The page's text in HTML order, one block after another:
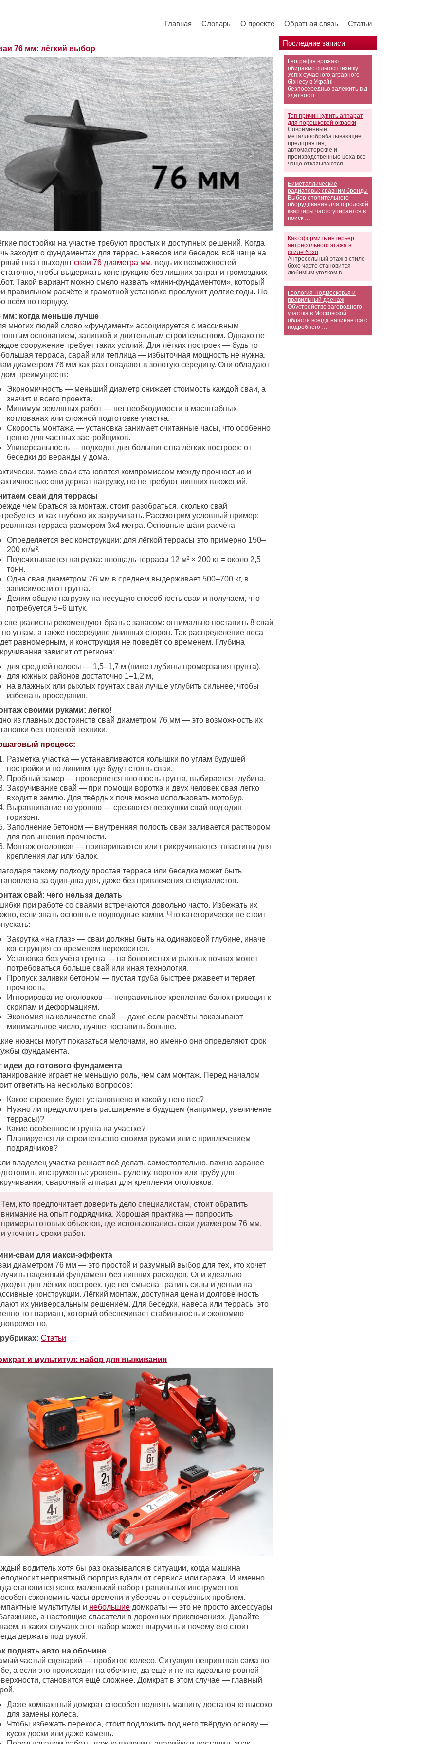
Главная Словарь О проекте Обратная связь Статьи
Последние записи
Географія врожаю:
обираємо сільгосптехніку
Успіх сучасного аграрного
бізнесу в Україні
безпосередньо залежить від
здатності …
Топ причин купить аппарат
для порошковой окраски
Современные
металлообрабатывающие
предприятия,
автомастерские и
производственные цеха все
чаще отказываются …
Биметаллические
радиаторы: сравним бренды
Выбор отопительного
оборудования для городской
квартиры часто упирается в
поиск …
Как оформить интерьер
антресольного этажа в
стиле бохо
Антресольный этаж в стиле
бохо часто становится
любимым уголком в …
Геология Подмосковья и
правильный дренаж
Обустройство загородного
участка в Московской
области всегда начинается с
подробного …
76 мм: лёгкий выбор
постройки на участке требуют простых и доступных решений. Когда
заходит о фундаментах для террас, навесов или беседок, всё чаще на
план выходят сваи 76 диаметра мм, ведь их возможностей
чтобы выдержать конструкцию без лишних затрат и громоздких
Такой вариант можно смело назвать «мини-фундаментом», который
правильном расчёте и грамотной установке прослужит долгие годы. Но
всём по порядку.
мм: когда меньше лучше
многих людей слово «фундамент» ассоциируется с массивным
основанием, заливкой и длительным строительством. Однако не
сооружение требует таких усилий. Для лёгких построек — будь то
терраса, сарай или теплица — избыточная мощность не нужна.
диаметром 76 мм как раз попадают в золотую середину. Они обладают
преимуществ:
Экономичность — меньший диаметр снижает стоимость каждой сваи, а
значит, и всего проекта.
Минимум земляных работ — нет необходимости в масштабных
котлованах или сложной подготовке участка.
Скорость монтажа — установка занимает считанные часы, что особенно
ценно для частных застройщиков.
Универсальность — подходят для большинства лёгких построек: от
беседки до веранды у дома.
такие сваи становятся компромиссом между прочностью и
они держат нагрузку, но не требуют лишних вложений.
сваи для террасы
чем браться за монтаж, стоит разобраться, сколько свай
и как глубоко их закручивать. Рассмотрим условный пример:
терраса размером 3х4 метра. Основные шаги расчёта:
Определяется вес конструкции: для лёгкой террасы это примерно 150–
200 кг/м².
Подсчитывается нагрузка: площадь террасы 12 м² × 200 кг = около 2,5
тонн.
Одна свая диаметром 76 мм в среднем выдерживает 500–700 кг, в
зависимости от грунта.
Делим общую нагрузку на несущую способность сваи и получаем, что
потребуется 5–6 штук.
специалисты рекомендуют брать с запасом: оптимально поставить 8 свай
углам, а также посередине длинных сторон. Так распределение веса
равномерным, и конструкция не поведёт со временем. Глубина
зависит от региона:
для средней полосы — 1,5–1,7 м (ниже глубины промерзания грунта),
для южных районов достаточно 1–1,2 м,
на влажных или рыхлых грунтах сваи лучше углубить сильнее, чтобы
избежать проседания.
своими руками: легко!
из главных достоинств свай диаметром 76 мм — это возможность их
без тяжёлой техники.
процесс:
Разметка участка — устанавливаются колышки по углам будущей
постройки и по линиям, где будут стоять сваи.
Пробный замер — проверяется плотность грунта, выбирается глубина.
Закручивание свай — при помощи воротка и двух человек свая легко
входит в землю. Для твёрдых почв можно использовать мотобур.
Выравнивание по уровню — срезаются верхушки свай под один
горизонт.
Заполнение бетоном — внутренняя полость сваи заливается раствором
для повышения прочности.
Монтаж оголовков — привариваются или прикручиваются пластины для
крепления лаг или балок.
такому подходу простая терраса или беседка может быть
за один-два дня, даже без привлечения специалистов.
свай: чего нельзя делать
при работе со сваями встречаются довольно часто. Избежать их
если знать основные подводные камни. Что категорически не стоит
Закрутка «на глаз» — сваи должны быть на одинаковой глубине, иначе
конструкция со временем перекосится.
Установка без учёта грунта — на болотистых и рыхлых почвах может
потребоваться больше свай или иная технология.
Пропуск заливки бетоном — пустая труба быстрее ржавеет и теряет
прочность.
Игнорирование оголовков — неправильное крепление балок приводит к
скрипам и деформациям.
Экономия на количестве свай — даже если расчёты показывают
минимальное число, лучше поставить больше.
нюансы могут показаться мелочами, но именно они определяют срок
фундамента.
идеи до готового фундамента
играет не меньшую роль, чем сам монтаж. Перед началом
ответить на несколько вопросов:
Какое строение будет установлено и какой у него вес?
Нужно ли предусмотреть расширение в будущем (например, увеличение
террасы)?
Какие особенности грунта на участке?
Планируется ли строительство своими руками или с привлечением
подрядчиков?
владелец участка решает всё делать самостоятельно, важно заранее
инструменты: уровень, рулетку, вороток или трубу для
сварочный аппарат для крепления оголовков.
Тем, кто предпочитает доверить дело специалистам, стоит обратить
внимание на опыт подрядчика. Хорошая практика — попросить
примеры готовых объектов, где использовались сваи диаметром 76 мм,
и уточнить сроки работ.
сваи для макси-эффекта
диаметром 76 мм — это простой и разумный выбор для тех, кто хочет
надёжный фундамент без лишних расходов. Они идеально
для лёгких построек, где нет смысла тратить силы и деньги на
конструкции. Лёгкий монтаж, доступная цена и долговечность
их универсальным решением. Для беседки, навеса или террасы это
тот вариант, который обеспечивает стабильность и экономию
Статьи
и мультитул: набор для выживания
водитель хотя бы раз оказывался в ситуации, когда машина
неприятный сюрприз вдали от сервиса или гаража. И именно
становится ясно: маленький набор правильных инструментов
сэкономить часы времени и уберечь от серьёзных проблем.
мультитулы и небольшие домкраты — это не просто аксессуары
а настоящие спасатели в дорожных приключениях. Давайте
в каких случаях этот набор может выручить и почему его стоит
держать под рукой.
поднять авто на обочине
частый сценарий — пробитое колесо. Ситуация неприятная сама по
а если это происходит на обочине, да ещё и не на идеально ровной
становится ещё сложнее. Домкрат в этом случае — главный
Даже компактный домкрат способен поднять машину достаточно высоко
для замены колеса.
Чтобы избежать перекоса, стоит подложить под него твёрдую основу —
кусок доски или даже камень.